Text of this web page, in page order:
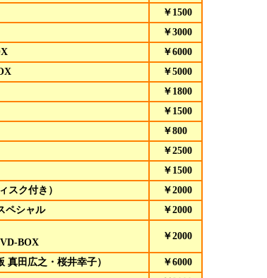
￥1500
￥3000
￥6000
￥5000
￥1800
￥1500
￥800
￥2500
￥1500
スク付き）
￥2000
ペシャル
￥2000
-BOX
￥2000
真田広之・桜井幸子）
￥6000